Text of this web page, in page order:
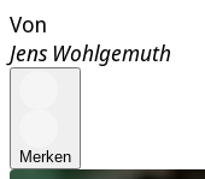
Von
Jens Wohlgemuth
Merken